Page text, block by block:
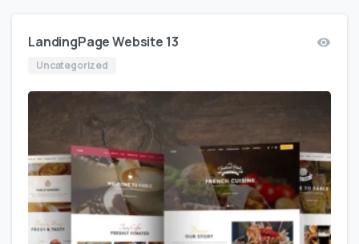
LandingPage Website 13
Uncategorized